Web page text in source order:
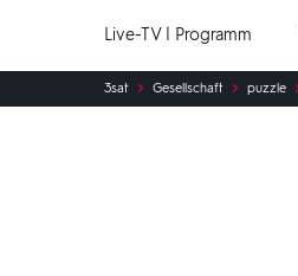
Live-TV | Programm
Sie
sind
3sat Gesellschaft puzzle